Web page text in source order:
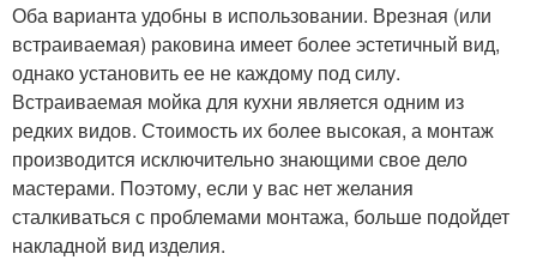
Оба варианта удобны в использовании. Врезная (или
встраиваемая) раковина имеет более эстетичный вид,
однако установить ее не каждому под силу.
Встраиваемая мойка для кухни является одним из
редких видов. Стоимость их более высокая, а монтаж
производится исключительно знающими свое дело
мастерами. Поэтому, если у вас нет желания
сталкиваться с проблемами монтажа, больше подойдет
накладной вид изделия.